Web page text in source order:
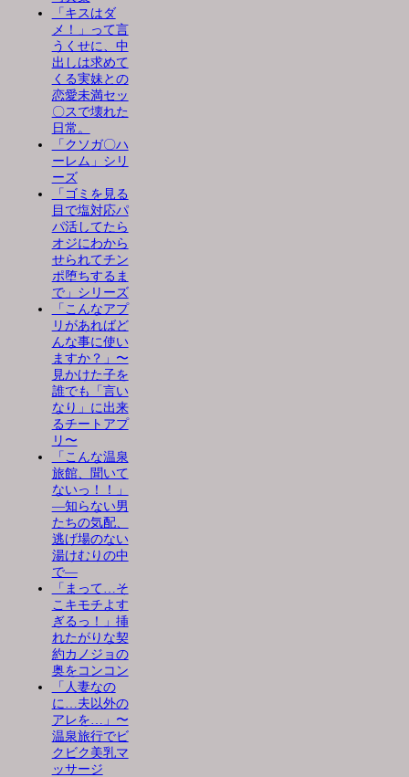
「キスはダ
メ！」って言
うくせに、中
出しは求めて
くる実妹との
恋愛未満セッ
〇スで壊れた
日常。
「クソガ〇ハ
ーレム」シリ
ーズ
「ゴミを見る
目で塩対応パ
パ活してたら
オジにわから
せられてチン
ポ堕ちするま
で」シリーズ
「こんなアプ
リがあればど
んな事に使い
ますか？」〜
見かけた子を
誰でも「言い
なり」に出来
るチートアプ
リ〜
「こんな温泉
旅館、聞いて
ないっ！！」
―知らない男
たちの気配、
逃げ場のない
湯けむりの中
で―
「まって…そ
こキモチよす
ぎるっ！」挿
れたがりな契
約カノジョの
奥をコンコン
「人妻なの
に…夫以外の
アレを…」〜
温泉旅行でビ
クビク美乳マ
ッサージ